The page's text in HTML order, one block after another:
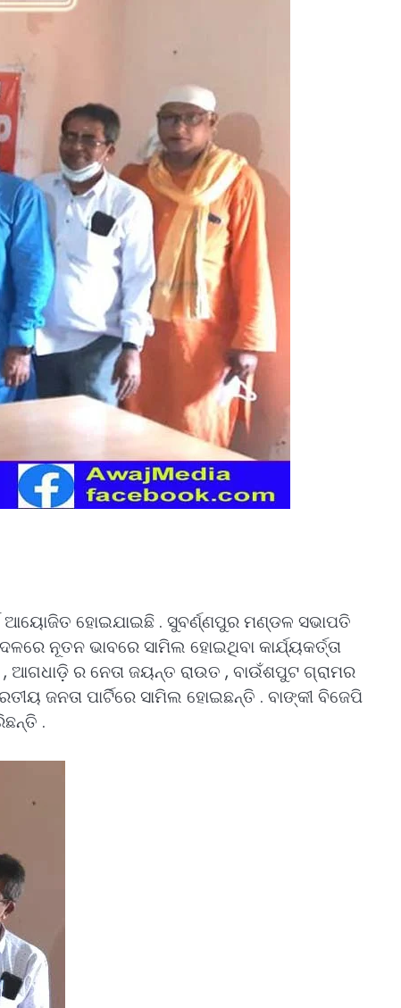
ଆୟୋଜିତ ହୋଇଯାଇଛି . ସୁବର୍ଣ୍ଣପୁର ମଣ୍ଡଳ ସଭାପତି
ନୂତନ ଭାବରେ ସାମିଲ ହୋଇଥିବା କାର୍ଯ୍ୟକର୍ତ୍ତା
ର ନେତା ଜୟନ୍ତ ରାଉତ , ବାଉଁଶପୁଟ ଗ୍ରାମର
ଜନତା ପାର୍ଟିରେ ସାମିଲ ହୋଇଛନ୍ତି . ବାଙ୍କୀ ବିଜେପି
.